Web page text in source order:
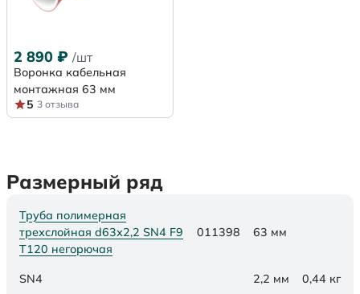
2 890 ₽ /шт
Воронка кабельная
монтажная 63 мм
5 3 отзыва
Размерный ряд
Труба полимерная
трехслойная d63х2,2 SN4 F9
Т120 негорючая
011398 63 мм
SN4 2,2 мм 0,44 кг